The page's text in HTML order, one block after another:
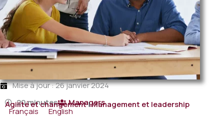
Mise à jour : 26 janvier 2024
20 minutes
Managers
Agilité et changement|Management et leadership
Français
English